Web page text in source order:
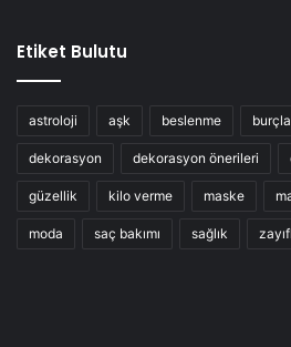
Etiket Bulutu
astroloji aşk beslenme
dekorasyon dekorasyon önerileri
güzellik kilo verme maske
moda saç bakımı sağlık